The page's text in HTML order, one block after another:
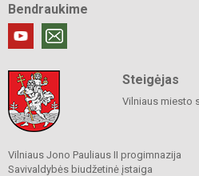
Bendraukime
Steigėjas
Vilniaus miesto
Vilniaus Jono Pauliaus II progimnazija
Savivaldybės biudžetinė įstaiga